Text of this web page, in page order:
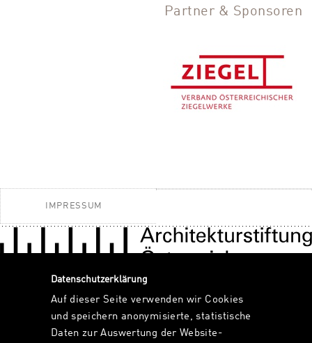
Partner & Sponsoren
IMPRESSUM
Datenschutzerklärung
Auf dieser Seite verwenden wir Cookies
und speichern anonymisierte, statistische
Daten zur Auswertung der Website-